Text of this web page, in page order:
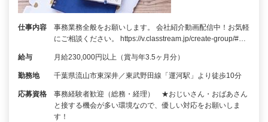
仕事内容
事務業務全般をお願いします。 会社紹介動画配信中！お気軽
にご相談ください。 https://v.classtream.jp/create-group/#…
給与 月給230,000円以上（賞与年3.5ヶ月分）
勤務地 千葉県流山市東深井／東武野田線「運河駅」より徒歩10分
応募資格
事務経験者歓迎（総務・経理） ★おじいさん・おばあさん
と接する機会が多い環境なので、優しい対応をお願いしま
す！